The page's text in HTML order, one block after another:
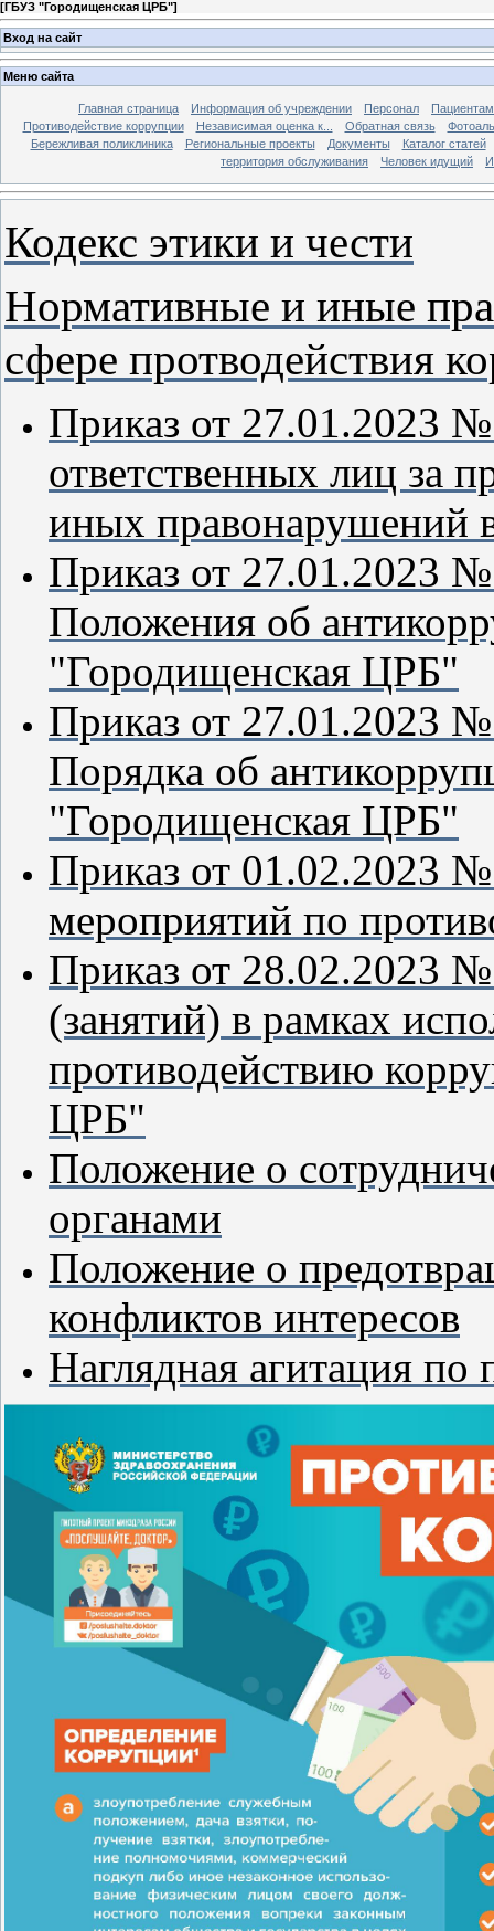
[ГБУЗ "Городищенская ЦРБ"]
Вход на сайт
Меню сайта
Главная страница Информация об учреждении Персонал
Пациентам
Противодействие коррупции
Независимая оценка к... Обратная связь
Бережливая поликлиника
Региональные проекты Документы
Каталог статей
территория обслуживания
Человек идущий
Кодекс этики и чести
Нормативные и иные
сфере протводействия
Приказ от 27.01.2023
ответственных лиц за
иных правонарушений
Приказ от 27.01.2023
Положения об
"Городищенская ЦРБ"
Приказ от 27.01.2023
Порядка об
"Городищенская ЦРБ"
Приказ от 01.02.2023
мероприятий по
Приказ от 28.02.2023
(занятий) в рамках
противодействию
ЦРБ"
Положение о
органами
Положение о
конфликтов интересов
Наглядная агитация